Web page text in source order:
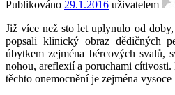
Publikováno 29.1.2016 uživatelem
Již více než sto let uplynulo od
popsali klinický obraz dědičných
úbytkem zejména bércových svalů,
nohou, areflexií a poruchami
těchto onemocnění je zejména